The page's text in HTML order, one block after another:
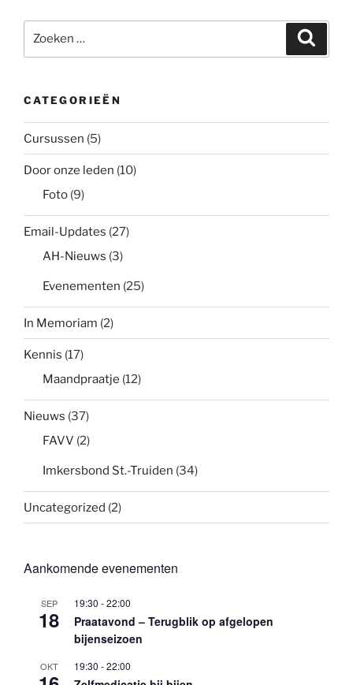
naar:
CATEGORIEËN
Cursussen (5)
Door onze leden (10)
Foto (9)
Email-Updates (27)
AH-Nieuws (3)
Evenementen (25)
In Memoriam (2)
Kennis (17)
Maandpraatje (12)
Nieuws (37)
FAVV (2)
Imkersbond St.-Truiden (34)
Uncategorized (2)
Aankomende evenementen
SEP
18
19:30 -22:00
Praatavond – Terugblik op afgelopen
bijenseizoen
OKT 19:30 -22:00